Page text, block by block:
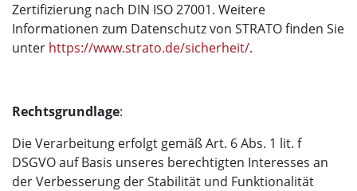
Zertifizierung nach DIN ISO 27001. Weitere
Informationen zum Datenschutz von STRATO finden Sie
unter https://www.strato.de/sicherheit/.
Rechtsgrundlage:
Die Verarbeitung erfolgt gemäß Art. 6 Abs. 1 lit. f
DSGVO auf Basis unseres berechtigten Interesses an
der Verbesserung der Stabilität und Funktionalität